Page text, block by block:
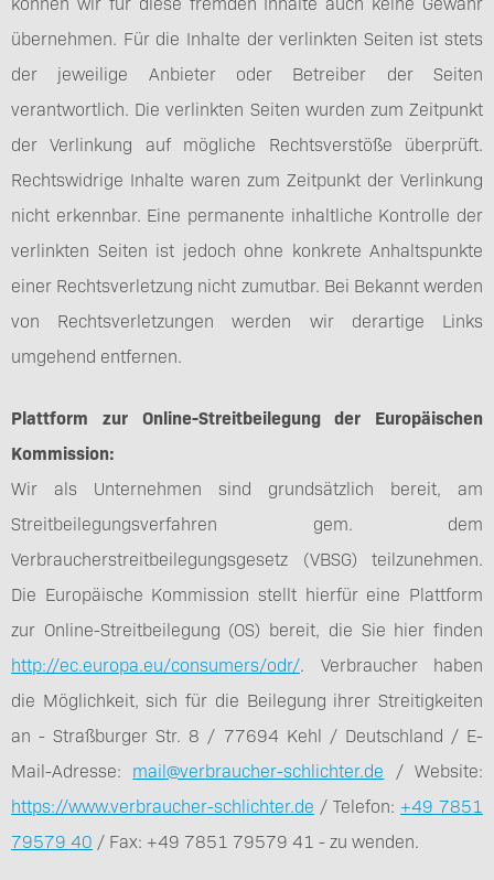
übernehmen. Für die Inhalte der verlinkten Seiten ist stets
der jeweilige Anbieter oder Betreiber der Seiten
verantwortlich. Die verlinkten Seiten wurden zum Zeitpunkt
der Verlinkung auf mögliche Rechtsverstöße überprüft.
Rechtswidrige Inhalte waren zum Zeitpunkt der Verlinkung
nicht erkennbar. Eine permanente inhaltliche Kontrolle der
verlinkten Seiten ist jedoch ohne konkrete Anhaltspunkte
einer Rechtsverletzung nicht zumutbar. Bei Bekannt werden
von Rechtsverletzungen werden wir derartige Links
umgehend entfernen.
Plattform zur Online-Streitbeilegung der Europäischen
Kommission:
Wir als Unternehmen sind grundsätzlich bereit, am
Streitbeilegungsverfahren gem. dem
Verbraucherstreitbeilegungsgesetz (VBSG) teilzunehmen.
Die Europäische Kommission stellt hierfür eine Plattform
zur Online-Streitbeilegung (OS) bereit, die Sie hier finden
http://ec.europa.eu/consumers/odr/. Verbraucher haben
die Möglichkeit, sich für die Beilegung ihrer Streitigkeiten
an - Straßburger Str. 8 / 77694 Kehl / Deutschland / E-
Mail-Adresse: mail@verbraucher-schlichter.de / Website:
https://www.verbraucher-schlichter.de / Telefon: +49 7851
79579 40 / Fax: +49 7851 79579 41 - zu wenden.